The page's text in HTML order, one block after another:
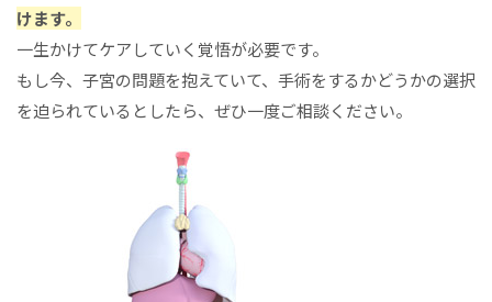
けます。
一生かけてケアしていく覚悟が必要です。
もし今、子宮の問題を抱えていて、手術をするかどうかの選択
を迫られているとしたら、ぜひ一度ご相談ください。